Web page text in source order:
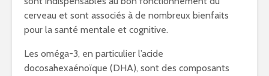
cerveau et sont associés à de nombreux bienfaits
pour la santé mentale et cognitive.
Les oméga-3, en particulier l’acide
docosahexaénoïque (DHA), sont des composants